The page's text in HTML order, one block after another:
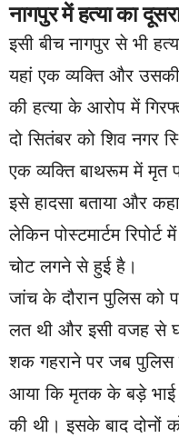
नागपुर में हत्या का
इसी बीच नागपुर से भी
यहां एक व्यक्ति और
की हत्या के आरोप में
दो सितंबर को शिव नगर
एक व्यक्ति बाथरूम में मृत
इसे हादसा बताया और
लेकिन पोस्टमार्टम
चोट लगने से हुई है।
जांच के दौरान पुलिस को
लत थी और इसी वजह से
शक गहराने पर जब पुलिस
आया कि मृतक के बड़े भाई
की थी। इसके बाद दोनों